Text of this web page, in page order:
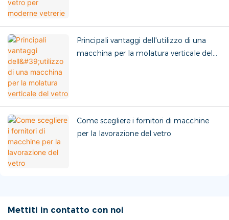
Principali vantaggi dell'utilizzo di una
macchina per la molatura verticale del
Come scegliere i fornitori di macchine
per la lavorazione del vetro
Mettiti in contatto con noi